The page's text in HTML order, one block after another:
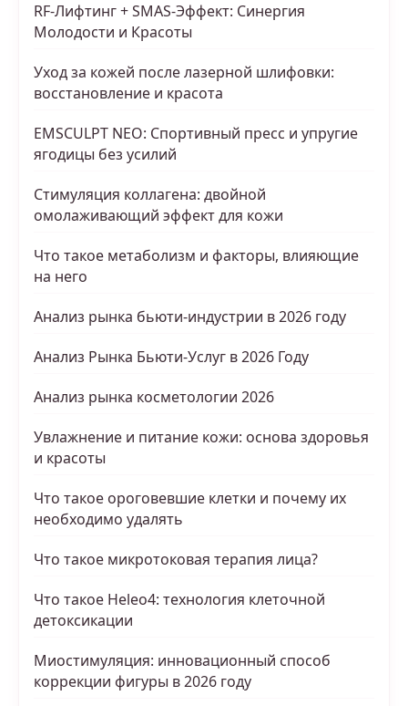
RF-Лифтинг + SMAS-Эффект: Синергия
Молодости и Красоты
Уход за кожей после лазерной шлифовки:
восстановление и красота
EMSCULPT NEO: Спортивный пресс и упругие
ягодицы без усилий
Стимуляция коллагена: двойной
омолаживающий эффект для кожи
Что такое метаболизм и факторы, влияющие
на него
Анализ рынка бьюти-индустрии в 2026 году
Анализ Рынка Бьюти-Услуг в 2026 Году
Анализ рынка косметологии 2026
Увлажнение и питание кожи: основа здоровья
и красоты
Что такое ороговевшие клетки и почему их
необходимо удалять
Что такое микротоковая терапия лица?
Что такое Heleo4: технология клеточной
детоксикации
Миостимуляция: инновационный способ
коррекции фигуры в 2026 году